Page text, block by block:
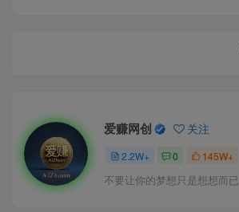
爱赚网创 关注
2.2W+ 0 145W+
不要让你的梦想只是想想而已